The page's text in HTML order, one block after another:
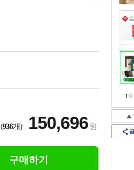
1/9
(936개) 150,696원
구매하기